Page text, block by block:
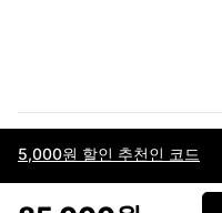
5,000원 할인 추천인 코드
이용약관고객센터판매개